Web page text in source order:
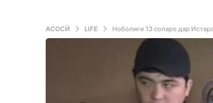
АСОСӢ LIFE Ноболиғи 13 соларо дар